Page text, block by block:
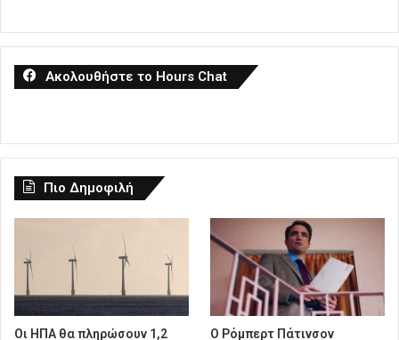
Ακολουθήστε το Hours Chat
Πιο Δημοφιλή
Οι ΗΠΑ θα πληρώσουν 1,2
Ο Ρόμπερτ Πάτινσον